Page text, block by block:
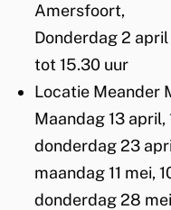
Amersfoort,
Donderdag 2
tot 15.30 uur
Locatie Meander
Maandag 13 april,
donderdag 23
maandag 11 mei,
donderdag 28